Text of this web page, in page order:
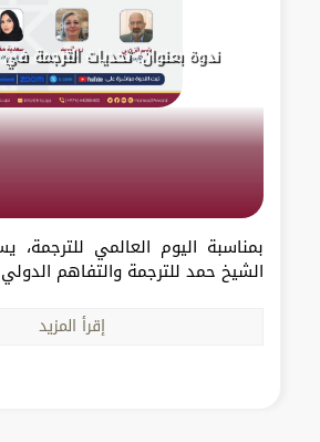
ندوة بعنوان: تحديات الترجمة
بمناسبة اليوم العالمي للترجمة،
الشيخ حمد للترجمة والتفاهم
إقرأ المزيد